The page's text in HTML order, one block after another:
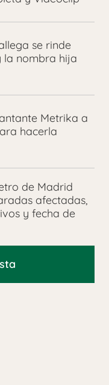
se rinde
la nombra hija
Metrika a
hacerla
de Madrid
afectadas,
y fecha de